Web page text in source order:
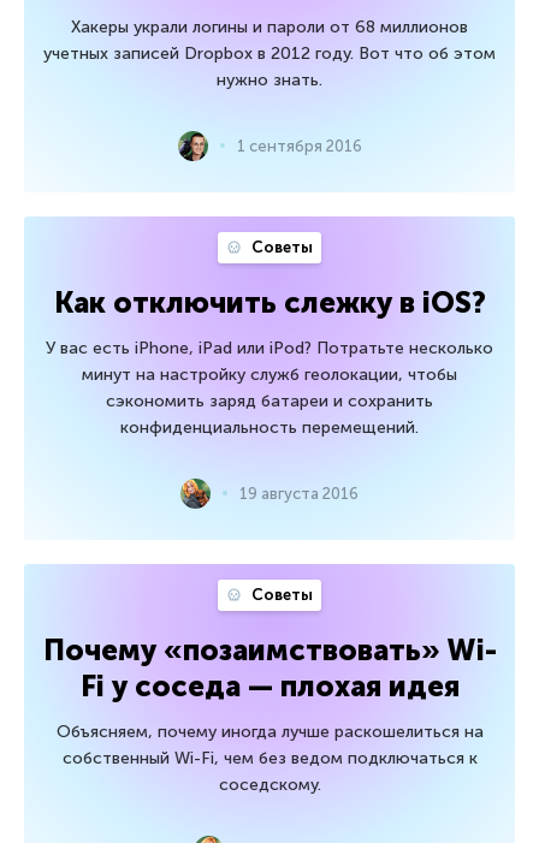
Хакеры украли логины и пароли от 68 миллионов
учетных записей Dropbox в 2012 году. Вот что об этом
нужно знать.
1 сентября 2016
Советы
Как отключить слежку в iOS?
У вас есть iPhone, iPad или iPod? Потратьте несколько
минут на настройку служб геолокации, чтобы
сэкономить заряд батареи и сохранить
конфиденциальность перемещений.
19 августа 2016
Советы
Почему «позаимствовать» Wi-
Fi у соседа — плохая идея
Объясняем, почему иногда лучше раскошелиться на
собственный Wi-Fi, чем без ведом подключаться к
соседскому.